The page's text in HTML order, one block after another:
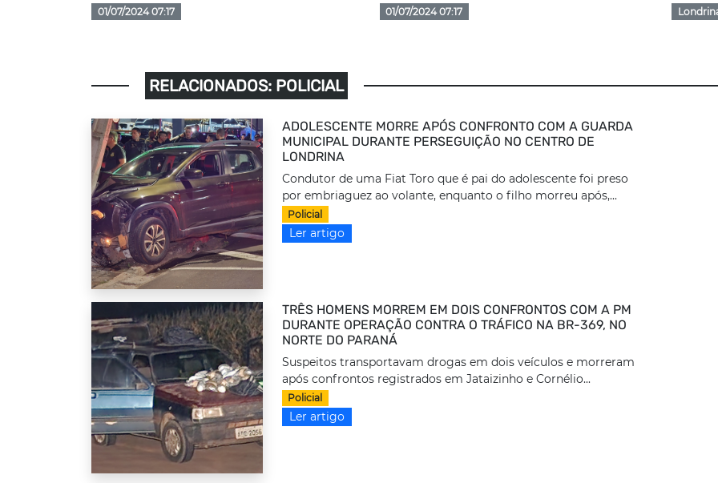
01/07/2024 07:17 01/07/2024 07:17
RELACIONADOS: POLICIAL
ADOLESCENTE MORRE APÓS CONFRONTO COM A GUARDA
MUNICIPAL DURANTE PERSEGUIÇÃO NO CENTRO DE
LONDRINA
Condutor de uma Fiat Toro que é pai do adolescente foi preso
por embriaguez ao volante, enquanto o filho morreu após,...
Policial
Ler artigo
TRÊS HOMENS MORREM EM DOIS CONFRONTOS COM A PM
DURANTE OPERAÇÃO CONTRA O TRÁFICO NA BR-369, NO
NORTE DO PARANÁ
Suspeitos transportavam drogas em dois veículos e morreram
após confrontos registrados em Jataizinho e Cornélio...
Policial
Ler artigo